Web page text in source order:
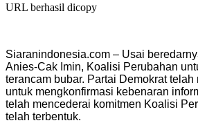
URL berhasil dicopy
Siaranindonesia.com – Usai
Anies-Cak Imin, Koalisi Perubahan
terancam bubar. Partai Demokrat
untuk mengkonfirmasi kebenaran
telah mencederai komitmen Koalisi
telah terbentuk.